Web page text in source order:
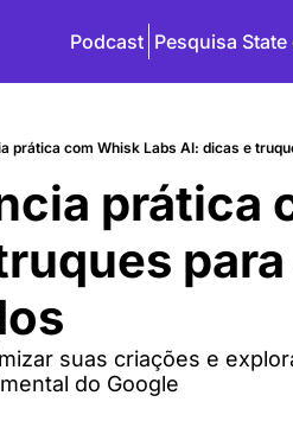
Podcast Pesquisa State
prática com Whisk Labs AI: dicas e
prática
suas criações e
do Google